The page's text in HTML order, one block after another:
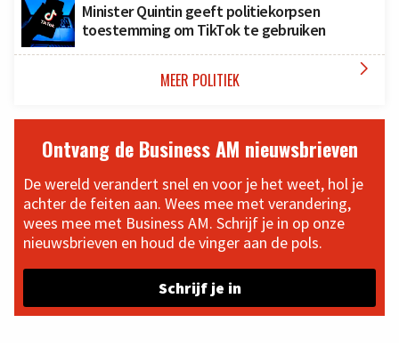
Minister Quintin geeft politiekorpsen
toestemming om TikTok te gebruiken
MEER POLITIEK 
Ontvang de Business AM nieuwsbrieven
De wereld verandert snel en voor je het weet, hol je
achter de feiten aan. Wees mee met verandering,
wees mee met Business AM. Schrijf je in op onze
nieuwsbrieven en houd de vinger aan de pols.
Schrijf je in